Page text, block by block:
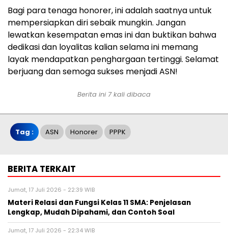
Bagi para tenaga honorer, ini adalah saatnya untuk
mempersiapkan diri sebaik mungkin. Jangan
lewatkan kesempatan emas ini dan buktikan bahwa
dedikasi dan loyalitas kalian selama ini memang
layak mendapatkan penghargaan tertinggi. Selamat
berjuang dan semoga sukses menjadi ASN!
Berita ini 7 kali dibaca
Tag : ASN Honorer PPPK
BERITA TERKAIT
Jumat, 17 Juli 2026 - 22:39 WIB
Materi Relasi dan Fungsi Kelas 11 SMA: Penjelasan
Lengkap, Mudah Dipahami, dan Contoh Soal
Jumat, 17 Juli 2026 - 22:34 WIB